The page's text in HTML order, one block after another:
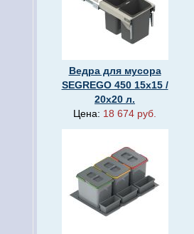
Ведра для мусора
SEGREGO 450 15х15 /
20х20 л.
Цена: 18 674 руб.